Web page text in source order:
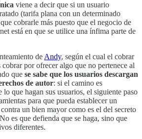
viene a decir que si un usuario
(tarifa plana con un determinado
cobrarle más puesto que el negocio de
está en que se utilice una ínfima parte de
de Andy, según el cual el cobrar
por ofrecer algo que no pertenece al
que se sabe que los usuarios descargan
de autor: si el camino es
lo que hagan sus usuarios, el siguiente paso
para que pueda establecer un
un bien mayor como es el del secreto
es que defienda que se haga, sino que
diferentes.